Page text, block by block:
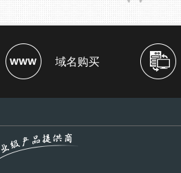
域名购买